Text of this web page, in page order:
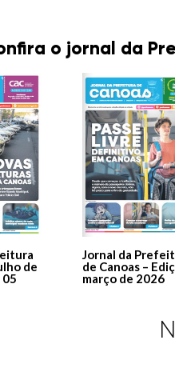
o jornal da
de
05
Jornal da
de Canoas –
março de 2026